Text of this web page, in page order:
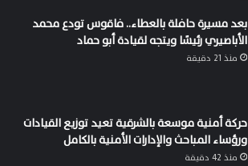
بعد مسيرة حافلة بالعطاء.. فاقوس تودع محمد
الأباصيري رئيسًا ويتجه لقيادة أبو حماد
منذ 21 دقيقة
حركة أمنية موسعة بالشرقية تعيد توزيع القيادات
ورؤساء المباحث والإدارات الأمنية بالكامل
منذ 42 دقيقة